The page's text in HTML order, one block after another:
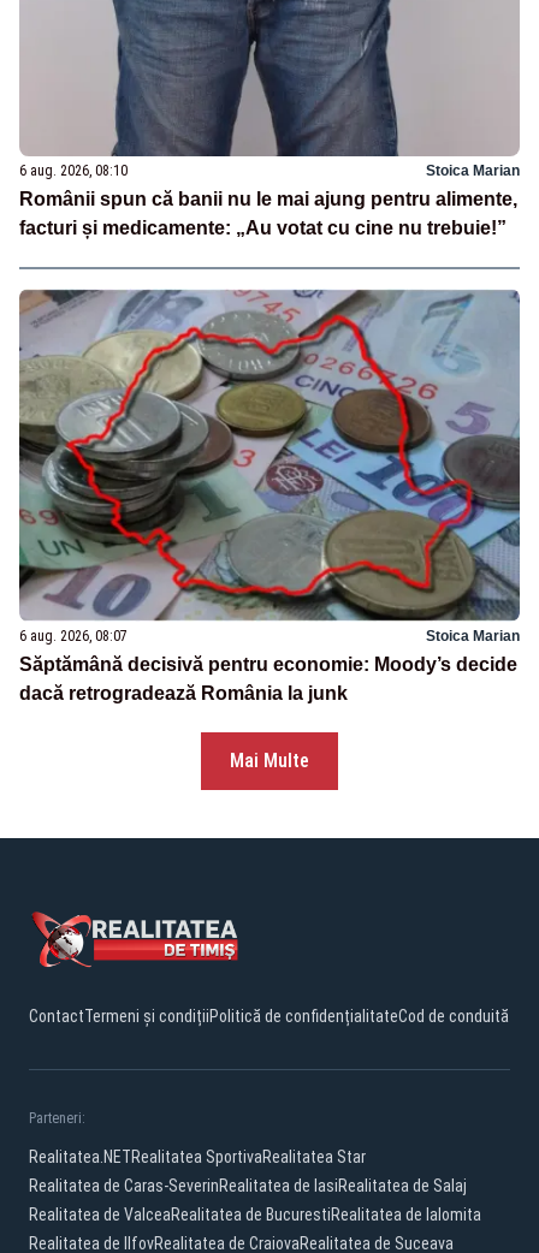
6 aug. 2026, 08:10 Stoica Marian
Românii spun că banii nu le mai ajung pentru alimente,
facturi și medicamente: „Au votat cu cine nu trebuie!”
6 aug. 2026, 08:07 Stoica Marian
Săptămână decisivă pentru economie: Moody’s decide
dacă retrogradează România la junk
Mai Multe
ContactTermeni și condițiiPolitică de confidențialitateCod de conduită
Parteneri:
Realitatea.NETRealitatea SportivaRealitatea Star
Realitatea de Caras-SeverinRealitatea de IasiRealitatea de Salaj
Realitatea de ValceaRealitatea de BucurestiRealitatea de Ialomita
Realitatea de IlfovRealitatea de CraiovaRealitatea de Suceava